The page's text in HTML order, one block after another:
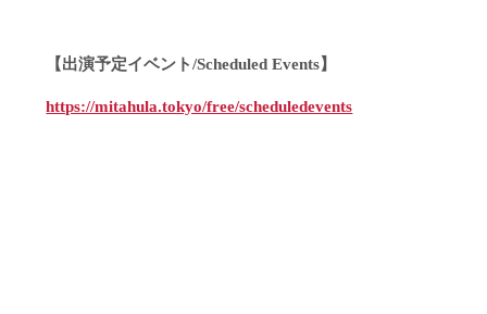
【出演予定イベント/Scheduled Events】
https://mitahula.tokyo/free/scheduledevents